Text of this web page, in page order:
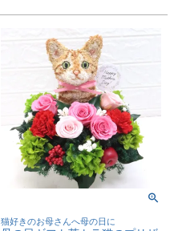
猫好きのお母さんへ母の日に